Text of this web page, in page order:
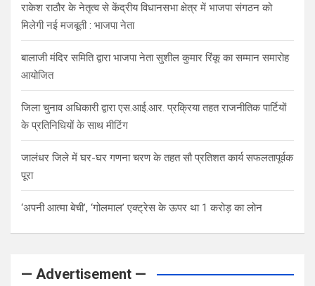
राकेश राठौर के नेतृत्व से केंद्रीय विधानसभा क्षेत्र में भाजपा संगठन को
मिलेगी नई मजबूती : भाजपा नेता
बालाजी मंदिर समिति द्वारा भाजपा नेता सुशील कुमार रिंकू का सम्मान समारोह
आयोजित
जिला चुनाव अधिकारी द्वारा एस.आई.आर. प्रक्रिया तहत राजनीतिक पार्टियों
के प्रतिनिधियों के साथ मीटिंग
जालंधर जिले में घर-घर गणना चरण के तहत सौ प्रतिशत कार्य सफलतापूर्वक
पूरा
‘अपनी आत्मा बेची’, ‘गोलमाल’ एक्ट्रेस के ऊपर था 1 करोड़ का लोन
— Advertisement —